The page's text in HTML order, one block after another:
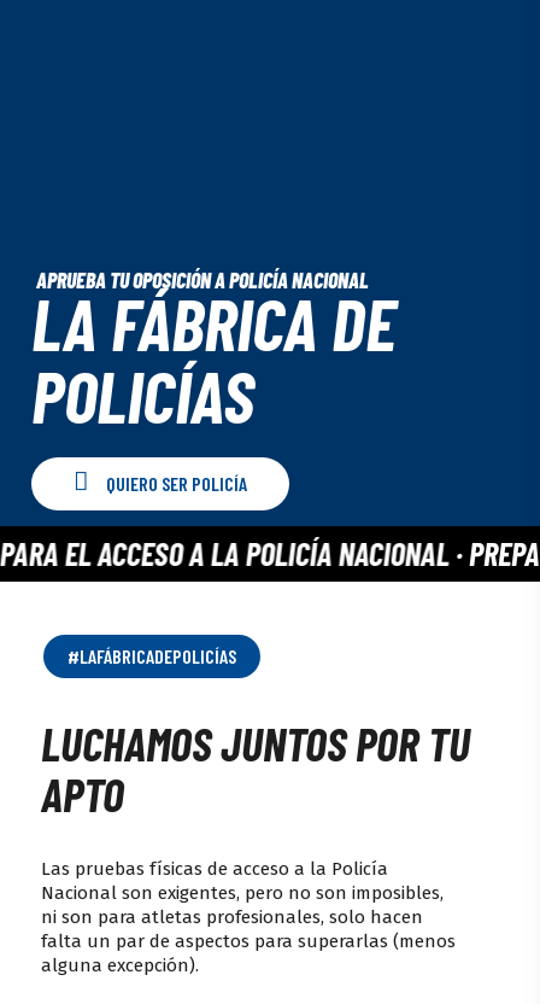
APRUEBA TU OPOSICIÓN A POLICÍA NACIONAL
LA FÁBRICA DE
POLICÍAS
QUIERO SER POLICÍA
EL ACCESO A LA POLICÍA NACIONAL ·
#LAFÁBRICADEPOLICÍAS
LUCHAMOS JUNTOS POR TU
APTO
Las pruebas físicas de acceso a la Policía
Nacional son exigentes, pero no son imposibles,
ni son para atletas profesionales, solo hacen
falta un par de aspectos para superarlas (menos
alguna excepción).